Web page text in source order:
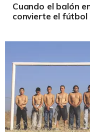
Cuando el balón
convierte el